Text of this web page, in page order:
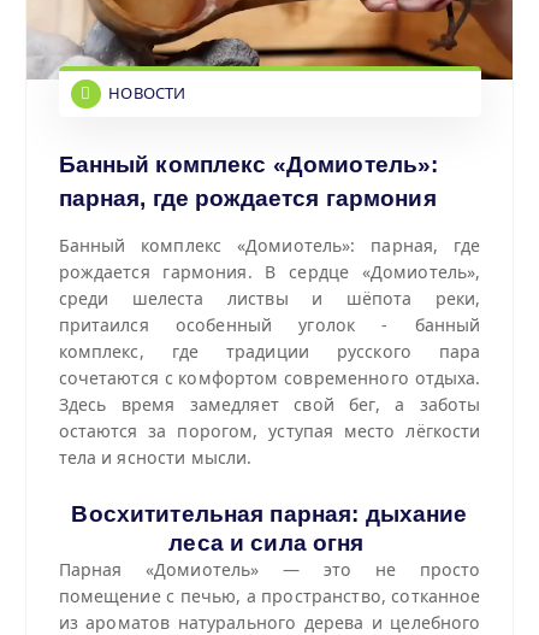
НОВОСТИ
Банный комплекс «Домиотель»:
парная, где рождается гармония
Банный комплекс «Домиотель»: парная, где
рождается гармония. В сердце «Домиотель»,
среди шелеста листвы и шёпота реки,
притаился особенный уголок - банный
комплекс, где традиции русского пара
сочетаются с комфортом современного отдыха.
Здесь время замедляет свой бег, а заботы
остаются за порогом, уступая место лёгкости
тела и ясности мысли.
Восхитительная парная: дыхание
леса и сила огня
Парная «Домиотель» — это не просто
помещение с печью, а пространство, сотканное
из ароматов натурального дерева и целебного